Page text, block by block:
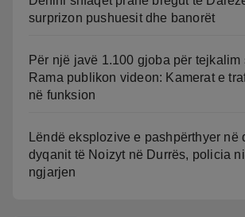
surprizon pushuesit dhe banorët
Për një javë 1.100 gjoba për tejkalim
Rama publikon videon: Kamerat e
në funksion
Lëndë eksplozive e pashpërthyer në
dyqanit të Noizyt në Durrës, policia
ngjarjen